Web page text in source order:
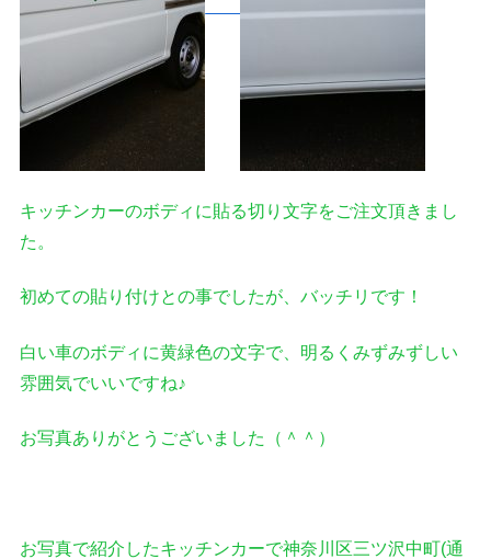
キッチンカーのボディに貼る切り文字をご注文頂きまし
た。
初めての貼り付けとの事でしたが、バッチリです！
白い車のボディに黄緑色の文字で、明るくみずみずしい
雰囲気でいいですね♪
お写真ありがとうございました（＾＾）
お写真で紹介したキッチンカーで神奈川区三ツ沢中町(通